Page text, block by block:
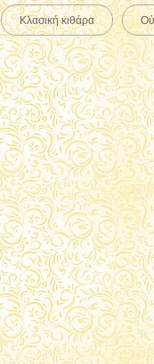
Κλασική κιθάρα